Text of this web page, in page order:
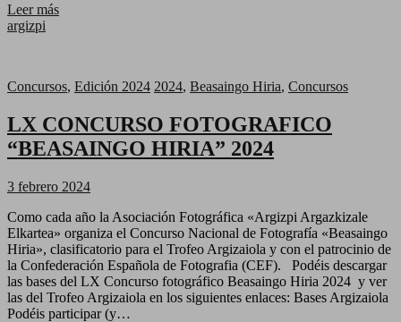
Leer más
argizpi
Concursos, Edición 2024 2024, Beasaingo Hiria, Concursos
LX CONCURSO FOTOGRAFICO
“BEASAINGO HIRIA” 2024
3 febrero 2024
Como cada año la Asociación Fotográfica «Argizpi Argazkizale
Elkartea» organiza el Concurso Nacional de Fotografía «Beasaingo
Hiria», clasificatorio para el Trofeo Argizaiola y con el patrocinio de
la Confederación Española de Fotografia (CEF). Podéis descargar
las bases del LX Concurso fotográfico Beasaingo Hiria 2024 y ver
las del Trofeo Argizaiola en los siguientes enlaces: Bases Argizaiola
Podéis participar (y…